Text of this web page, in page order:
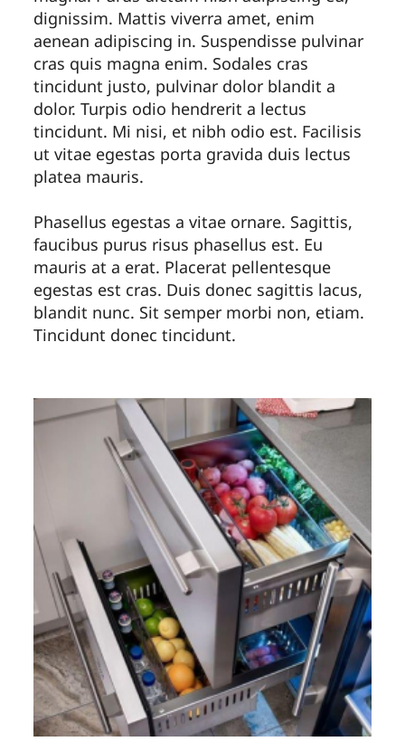
dignissim. Mattis viverra amet, enim
aenean adipiscing in. Suspendisse pulvinar
cras quis magna enim. Sodales cras
tincidunt justo, pulvinar dolor blandit a
dolor. Turpis odio hendrerit a lectus
tincidunt. Mi nisi, et nibh odio est. Facilisis
ut vitae egestas porta gravida duis lectus
platea mauris.
Phasellus egestas a vitae ornare. Sagittis,
faucibus purus risus phasellus est. Eu
mauris at a erat. Placerat pellentesque
egestas est cras. Duis donec sagittis lacus,
blandit nunc. Sit semper morbi non, etiam.
Tincidunt donec tincidunt.